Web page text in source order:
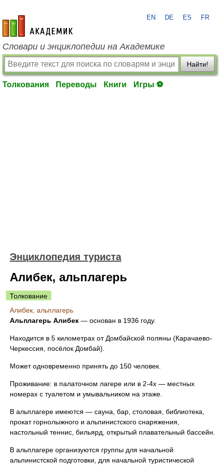
academic.ru
EN DE ES FR
Словари и энциклопедии на Академике
Найти!
Толкования Переводы Книги Игры ⚽
Энциклопедия туриста
Алибек, альплагерь
Толкование
Алибек, альплагерь
Альплагерь Алибек — основан в 1936 году.
Находится в 5 километрах от Домбайской поляны (Карачаево-
Черкессия, посёлок Домбай).
Может одновременно принять до 150 человек.
Проживание: в палаточном лагере или в 2-4х — местных
номерах с туалетом и умывальником на этаже.
В альплагере имеются — сауна, бар, столовая, библиотека,
прокат горнолыжного и альпинистского снаряжения,
настольный теннис, бильярд, открытый плавательный бассейн.
В альплагере организуются группы для начальной
альпинистской подготовки, для начальной туристической